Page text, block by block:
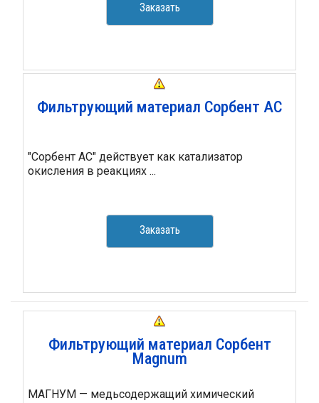
Заказать
Фильтрующий материал Сорбент АС
"Сорбент АС" действует как катализатор
окисления в реакциях ...
Заказать
Фильтрующий материал Сорбент
Magnum
МАГНУМ — медьсодержащий химический